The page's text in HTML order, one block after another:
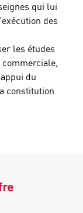
qui lui
des
les études
commerciale,
du
constitution